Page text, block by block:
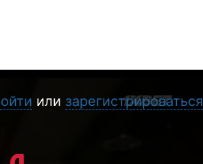
или зарегистрироваться